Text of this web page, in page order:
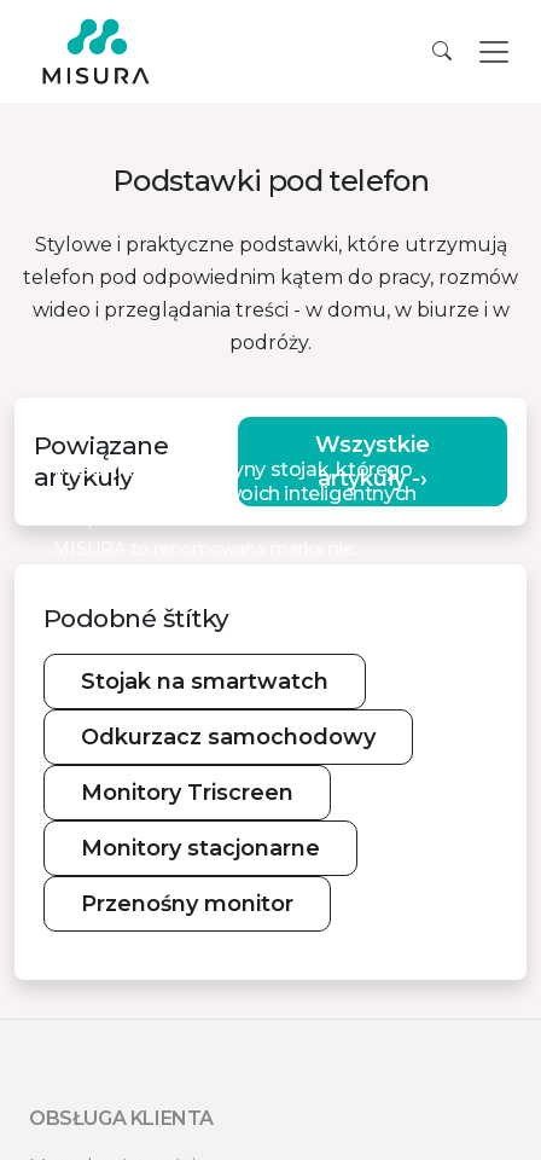
Podstawki pod telefon
Stylowe i praktyczne podstawki, które utrzymują
telefon pod odpowiednim kątem do pracy, rozmów
wideo i przeglądania treści - w domu, w biurze i w
podróży.
Powiązane
artykuły
Wszystkie
artykuły -›
MISURA ME19 – jedyny stojak, którego
potrzebujesz dla swoich inteligentnych
Podobné štítky
Stojak na smartwatch
Odkurzacz samochodowy
Monitory Triscreen
Monitory stacjonarne
Przenośny monitor
OBSŁUGA KLIENTA